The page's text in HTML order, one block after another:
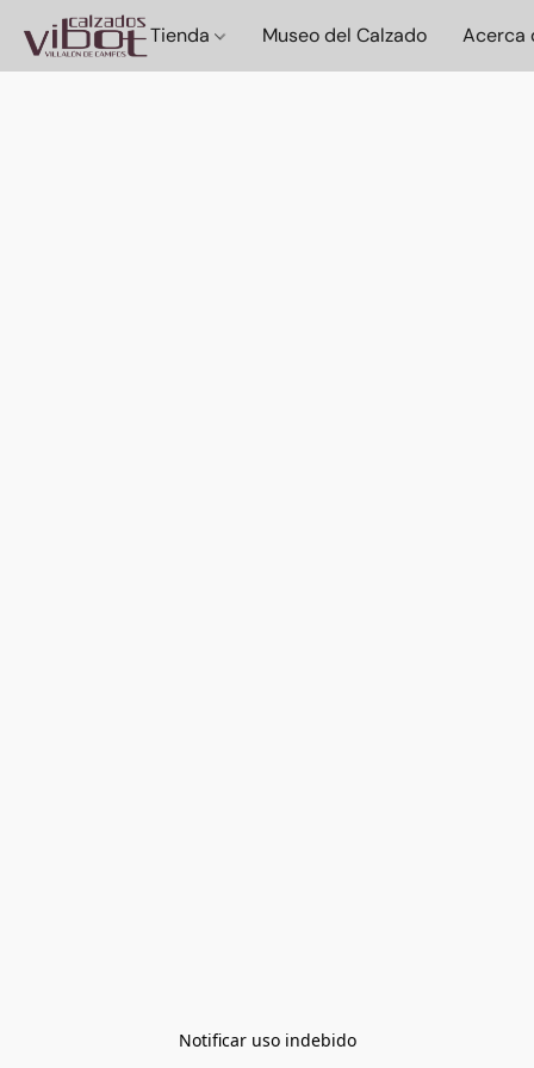
Tienda Museo del Calzado Acerca
Notificar uso indebido